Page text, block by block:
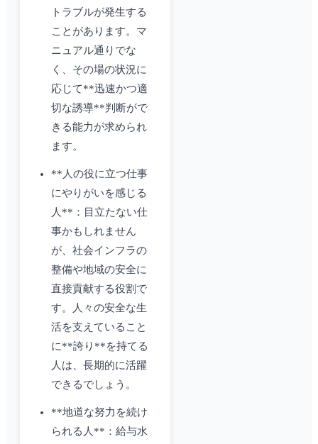
トラブルが発生する
ことがあります。マ
ニュアル通りでな
く、その場の状況に
応じて**迅速かつ適
切な誘導**判断がで
きる能力が求められ
ます。
**人の役に立つ仕事
にやりがいを感じる
人**：目立たない仕
事かもしれません
が、社会インフラの
整備や地域の安全に
直接貢献する役割で
す。人々の安全な生
活を支えていること
に**誇り**を持てる
人は、長期的に活躍
できるでしょう。
**地道な努力を続け
られる人**：給与水